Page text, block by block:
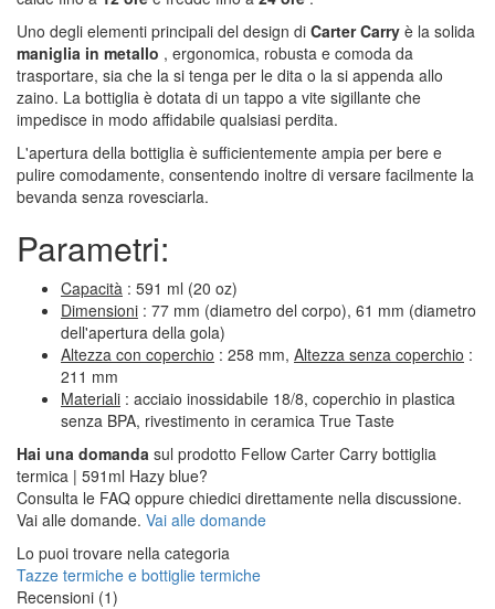
Uno degli elementi principali del design di Carter Carry è la solida
maniglia in metallo , ergonomica, robusta e comoda da
trasportare, sia che la si tenga per le dita o la si appenda allo
zaino. La bottiglia è dotata di un tappo a vite sigillante che
impedisce in modo affidabile qualsiasi perdita.
L'apertura della bottiglia è sufficientemente ampia per bere e
pulire comodamente, consentendo inoltre di versare facilmente la
bevanda senza rovesciarla.
Parametri:
Capacità : 591 ml (20 oz)
Dimensioni : 77 mm (diametro del corpo), 61 mm (diametro
dell'apertura della gola)
Altezza con coperchio : 258 mm, Altezza senza coperchio :
211 mm
Materiali : acciaio inossidabile 18/8, coperchio in plastica
senza BPA, rivestimento in ceramica True Taste
Hai una domanda sul prodotto Fellow Carter Carry bottiglia
termica | 591ml Hazy blue?
Consulta le FAQ oppure chiedici direttamente nella discussione.
Vai alle domande. Vai alle domande
Lo puoi trovare nella categoria
Tazze termiche e bottiglie termiche
Recensioni (1)